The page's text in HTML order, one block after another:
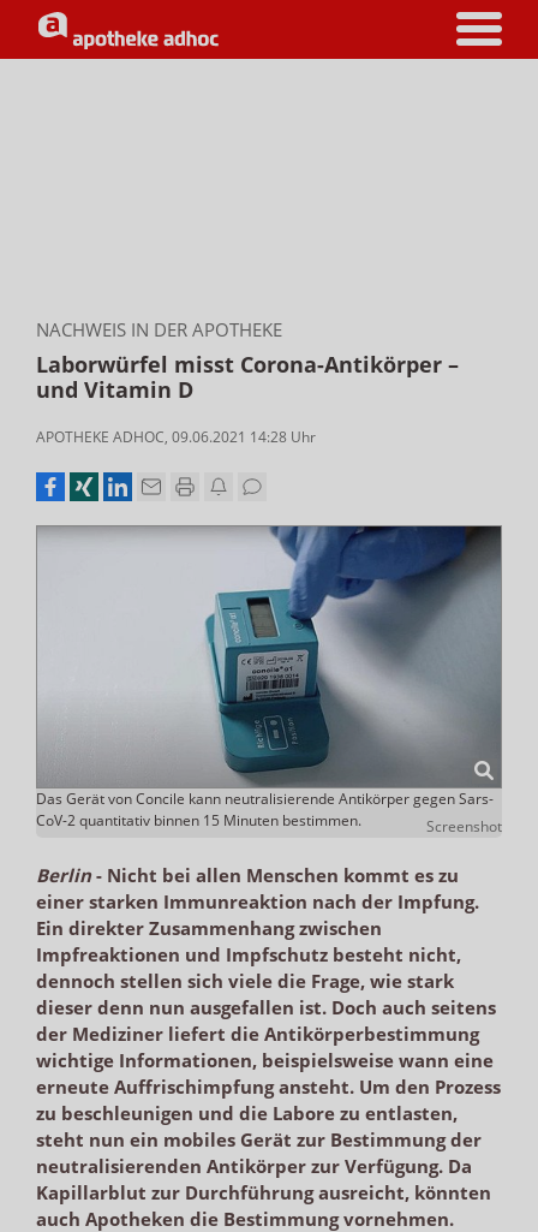
NACHWEIS IN DER APOTHEKE
Laborwürfel misst Corona-Antikörper –
und Vitamin D
APOTHEKE ADHOC, 09.06.2021 14:28 Uhr
Das Gerät von Concile kann neutralisierende Antikörper gegen Sars-
CoV-2 quantitativ binnen 15 Minuten bestimmen.
Screenshot
Berlin- Nicht bei allen Menschen kommt es zu
einer starken Immunreaktion nach der Impfung.
Ein direkter Zusammenhang zwischen
Impfreaktionen und Impfschutz besteht nicht,
dennoch stellen sich viele die Frage, wie stark
dieser denn nun ausgefallen ist. Doch auch seitens
der Mediziner liefert die Antikörperbestimmung
wichtige Informationen, beispielsweise wann eine
erneute Auffrischimpfung ansteht. Um den Prozess
zu beschleunigen und die Labore zu entlasten,
steht nun ein mobiles Gerät zur Bestimmung der
neutralisierenden Antikörper zur Verfügung. Da
Kapillarblut zur Durchführung ausreicht, könnten
auch Apotheken die Bestimmung vornehmen.